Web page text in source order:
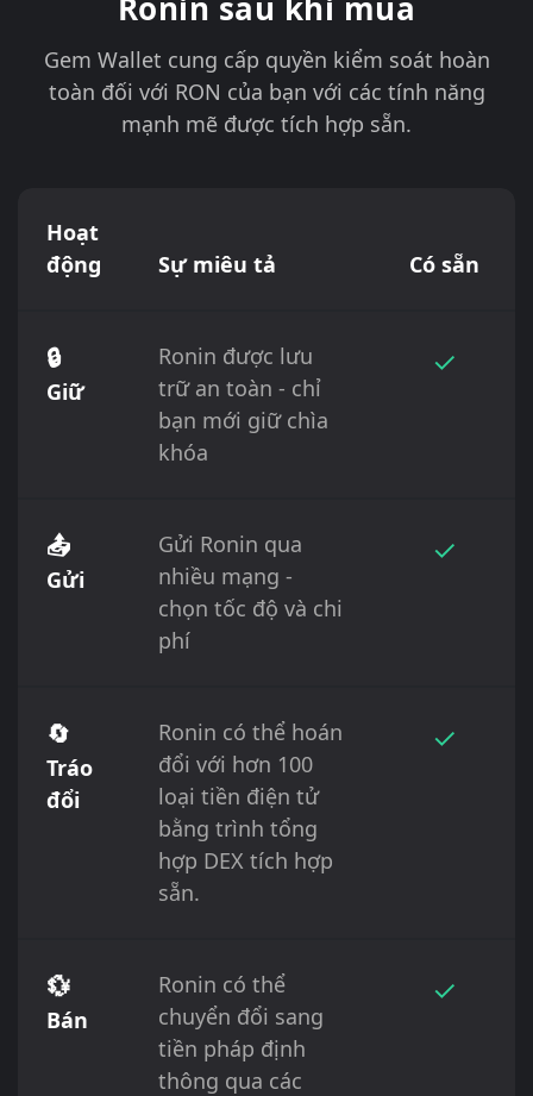
Gem Wallet cung cấp quyền kiểm soát hoàn
toàn đối với RON của bạn với các tính năng
mạnh mẽ được tích hợp sẵn.
Hoạt
động
Sự miêu tả Có sẵn
🔒
Giữ
Ronin được lưu
trữ an toàn - chỉ
bạn mới giữ chìa
khóa
✓
📤
Gửi
Gửi Ronin qua
nhiều mạng -
chọn tốc độ và chi
phí
✓
🔄
Tráo
đổi
Ronin có thể hoán
đổi với hơn 100
loại tiền điện tử
bằng trình tổng
hợp DEX tích hợp
sẵn.
✓
💱
Bán
Ronin có thể
chuyển đổi sang
tiền pháp định
thông qua các
✓